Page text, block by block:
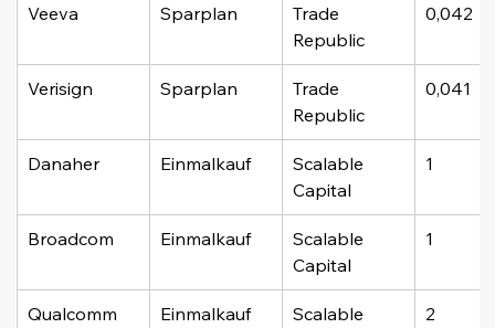
Veeva Sparplan
Trade
Republic
0,042
Verisign Sparplan
Trade
Republic
0,041
Danaher Einmalkauf
Scalable
Capital
1
Broadcom Einmalkauf
Scalable
Capital
1
Qualcomm Einmalkauf
Scalable
2